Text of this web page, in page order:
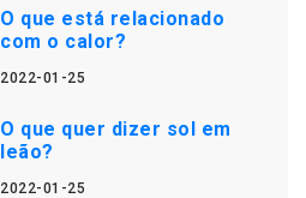
O que está relacionado
com o calor?
2022-01-25
O que quer dizer sol em
leão?
2022-01-25